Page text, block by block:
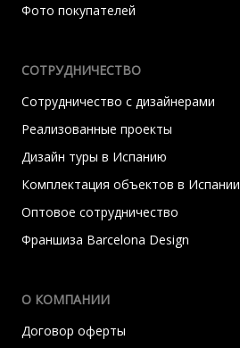
Фото покупателей
СОТРУДНИЧЕСТВО
Сотрудничество с дизайнерами
Реализованные проекты
Дизайн туры в Испанию
Комплектация объектов в Испании
Оптовое сотрудничество
Франшиза Barcelona Design
О КОМПАНИИ
Договор оферты